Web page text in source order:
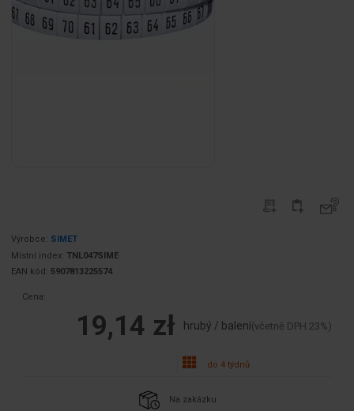
Výrobce: SIMET
Místní index: TNL047SIME
EAN kód: 5907813225574
Cena:
19,14 zł hrubý / balení(včetně DPH 23%)
do 4 týdnů
Na zakázku